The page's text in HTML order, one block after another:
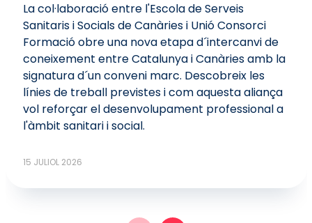
La col·laboració entre l'Escola de Serveis
Sanitaris i Socials de Canàries i Unió Consorci
Formació obre una nova etapa d´intercanvi de
coneixement entre Catalunya i Canàries amb la
signatura d´un conveni marc. Descobreix les
línies de treball previstes i com aquesta aliança
vol reforçar el desenvolupament professional a
l'àmbit sanitari i social.
15 JULIOL 2026